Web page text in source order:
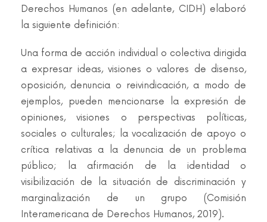
Derechos Humanos (en adelante, CIDH) elaboró
la siguiente definición:
Una forma de acción individual o colectiva dirigida
a expresar ideas, visiones o valores de disenso,
oposición, denuncia o reivindicación, a modo de
ejemplos, pueden mencionarse la expresión de
opiniones, visiones o perspectivas políticas,
sociales o culturales; la vocalización de apoyo o
crítica relativas a la denuncia de un problema
público; la afirmación de la identidad o
visibilización de la situación de discriminación y
marginalización de un grupo (Comisión
Interamericana de Derechos Humanos, 2019).